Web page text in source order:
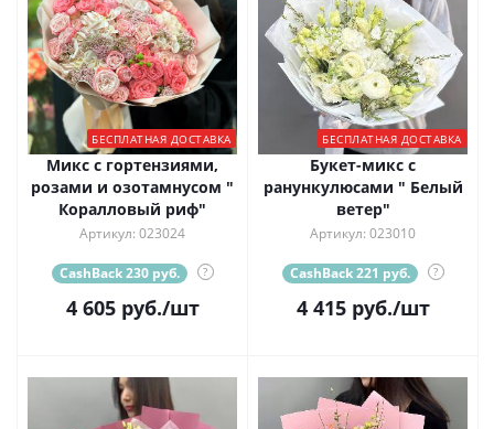
БЕСПЛАТНАЯ ДОСТАВКА
Микс с гортензиями,
розами и озотамнусом "
Коралловый риф"
Артикул: 023024
CashBack 230 руб. ?
4 605руб./шт
БЕСПЛАТНАЯ ДОСТАВКА
Букет-микс с
ранункулюсами " Белый
ветер"
Артикул: 023010
CashBack 221 руб. ?
4 415руб./шт